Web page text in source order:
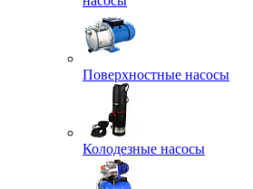
Поверхностные насосы
Колодезные насосы